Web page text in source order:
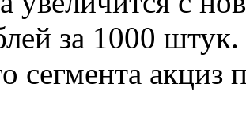
за 1000
сегмента